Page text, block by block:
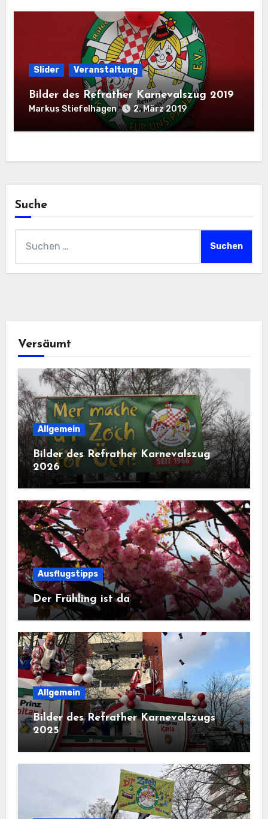
Slider Veranstaltung
Bilder des Refrather Karnevalszug 2019
Markus Stiefelhagen 2. März 2019
Suche
Versäumt
Allgemein
Bilder des Refrather Karnevalszug
2026
Ausflugstipps
Der Frühling ist da
Allgemein
Bilder des Refrather Karnevalszugs
2025